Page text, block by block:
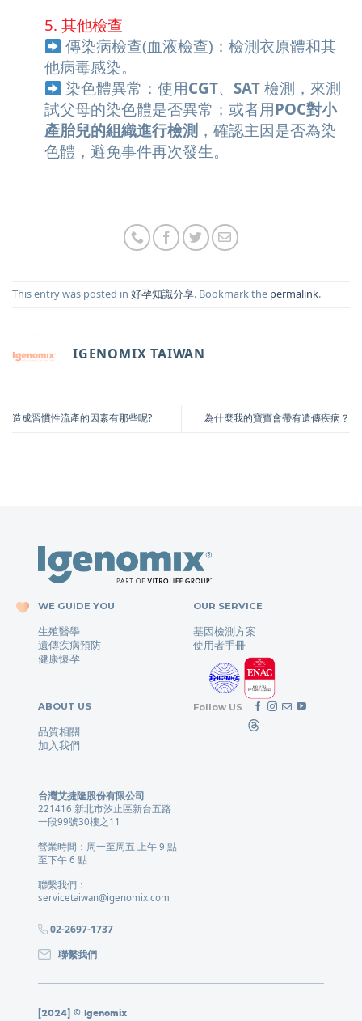
5. 其他檢查
傳染病檢查(血液檢查)：檢測衣原體和其
他病毒感染。
染色體異常：使用CGT、 SAT 檢測，來測
試父母的染色體是否異常；或者用POC對小
產胎兒的組織進行檢測 ，確認主因是否為染
色體，避免事件再次發生。
This entry was posted in 好孕知識分享. Bookmark the permalink.
IGENOMIX TAIWAN
造成習慣性流產的因素有那些呢? 為什麼我的寶寶會帶有遺傳疾病？
WE GUIDE YOU
生殖醫學
遺傳疾病預防
健康懷孕
OUR SERVICE
基因檢測方案
使用者手冊
ABOUT US
品質相關
加入我們
Follow US
台灣艾捷隆股份有限公司
221416 新北市汐止區新台五路
一段99號30樓之11
營業時間：周一至周五 上午 9 點
至下午 6 點
聯繫我們：
servicetaiwan@igenomix.com
02-2697-1737
聯繫我們
[2024] © Igenomix